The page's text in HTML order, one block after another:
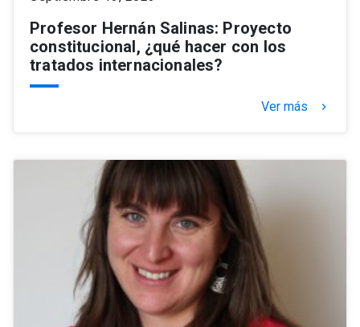
Profesor Hernán Salinas: Proyecto
constitucional, ¿qué hacer con los
tratados internacionales?
Ver más keyboard_arrow_right